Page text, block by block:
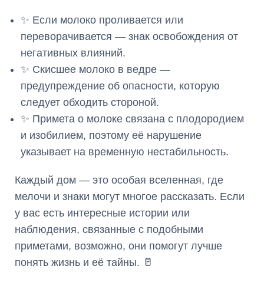
✨ Если молоко проливается или
переворачивается — знак освобождения от
негативных влияний.
✨ Скисшее молоко в ведре —
предупреждение об опасности, которую
следует обходить стороной.
✨ Примета о молоке связана с плодородием
и изобилием, поэтому её нарушение
указывает на временную нестабильность.
Каждый дом — это особая вселенная, где
мелочи и знаки могут многое рассказать. Если
у вас есть интересные истории или
наблюдения, связанные с подобными
приметами, возможно, они помогут лучше
понять жизнь и её тайны. 🥛